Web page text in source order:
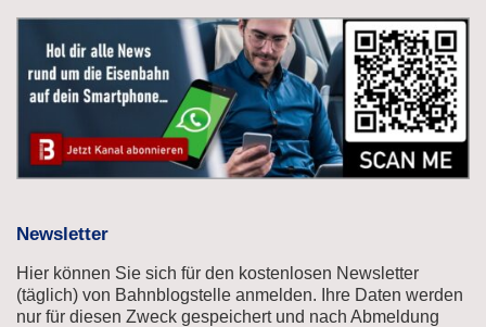
Newsletter
Hier können Sie sich für den kostenlosen Newsletter
(täglich) von Bahnblogstelle anmelden. Ihre Daten werden
nur für diesen Zweck gespeichert und nach Abmeldung